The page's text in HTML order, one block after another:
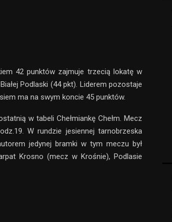
42 punktów zajmuje trzecią lokatę w
Podlaski (44 pkt). Liderem pozostaje
ma na swym koncie 45 punktów.
w tabeli Chełmiankę Chełm. Mecz
W rundzie jesiennej tarnobrzeska
jedynej bramki w tym meczu był
Krosno (mecz w Krośnie), Podlasie